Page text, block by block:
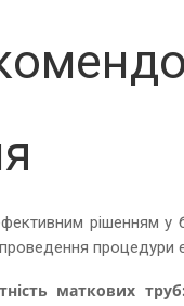
рішенням у
процедури
маткових труб: